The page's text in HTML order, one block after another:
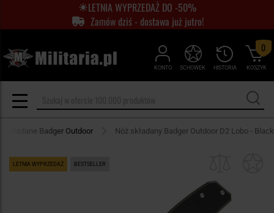
LETNIA WYPRZEDAŻ DO -50%
Zamów dziś - dostawa już jutro!
KONTO HISTORIA
SCHOWEK KOSZYK
0
składane Badger Outdoor Nóż składany Badger Outdoor D2 Lobo - Black
LETNIA WYPRZEDAŻ BESTSELLER